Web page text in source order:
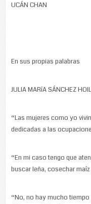
UCÁN CHAN
En sus propias palabras
JULIA MARíA SÁNCHEZ HOIL
“Las mujeres como yo
dedicadas a las
“En mi caso tengo que
buscar leña, cosechar
“No, no hay mucho